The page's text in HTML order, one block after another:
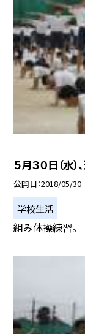
５月３０日（水
公開日 2018/05/30
学校生活
組み体操練習。